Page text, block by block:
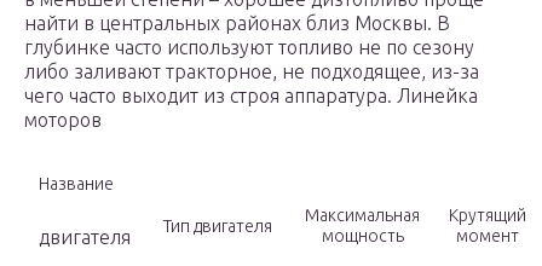
найти в центральных районах близ Москвы. В
глубинке часто используют топливо не по сезону
либо заливают тракторное, не подходящее, из-за
чего часто выходит из строя аппаратура. Линейка
моторов
Название
двигателя Тип двигателя
Максимальная
мощность
Крутящий
момент